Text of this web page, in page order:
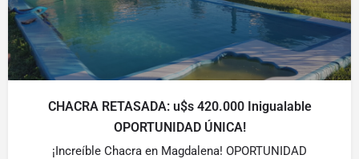
CHACRA RETASADA: u$s 420.000 Inigualable
OPORTUNIDAD ÚNICA!
¡Increíble Chacra en Magdalena! OPORTUNIDAD